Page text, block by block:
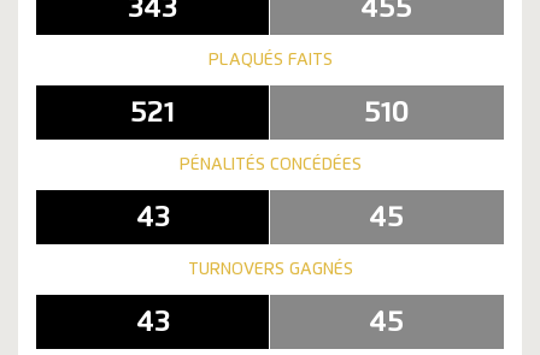
343 455
PLAQUÉS FAITS
521 510
PÉNALITÉS CONCÉDÉES
43 45
TURNOVERS GAGNÉS
43 45